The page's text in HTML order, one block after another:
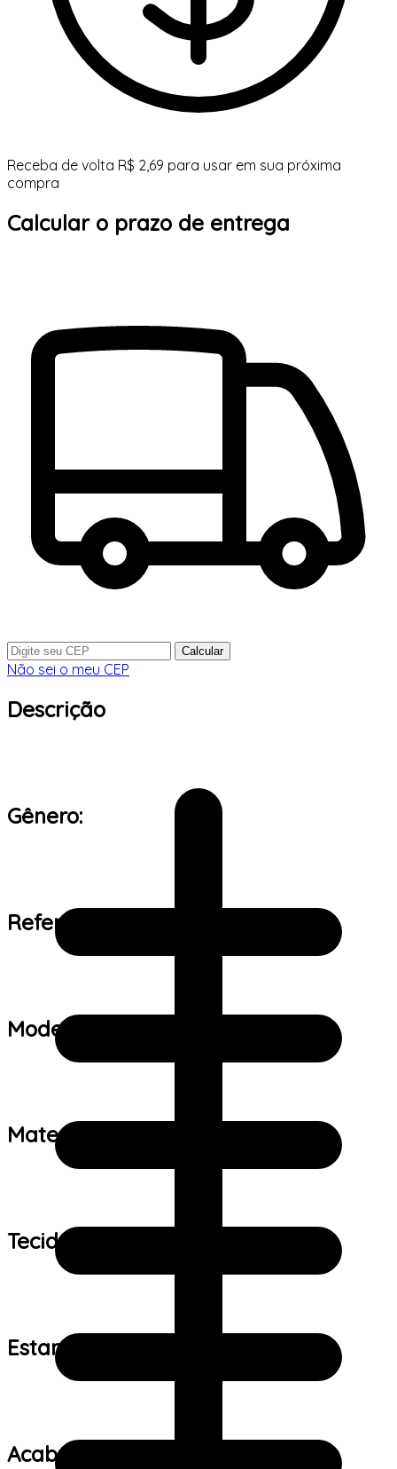
Receba de volta R$ 2,69 para usar em sua próxima
compra
Calcular o prazo de entrega
Calcular
Não sei o meu CEP
Descrição
Gênero:
Referência de tamanho:
Modelo:
Material:
Tecido:
Estampa:
Acabamento: